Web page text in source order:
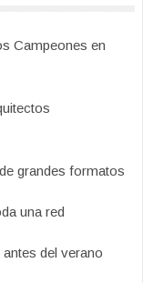
Campeones en
grandes formatos
una red
del verano